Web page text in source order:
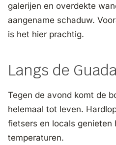
galerijen en overdekte
aangename schaduw.
is het hier prachtig.
Langs de
Tegen de avond komt de
helemaal tot leven.
fietsers en locals genieten
temperaturen.